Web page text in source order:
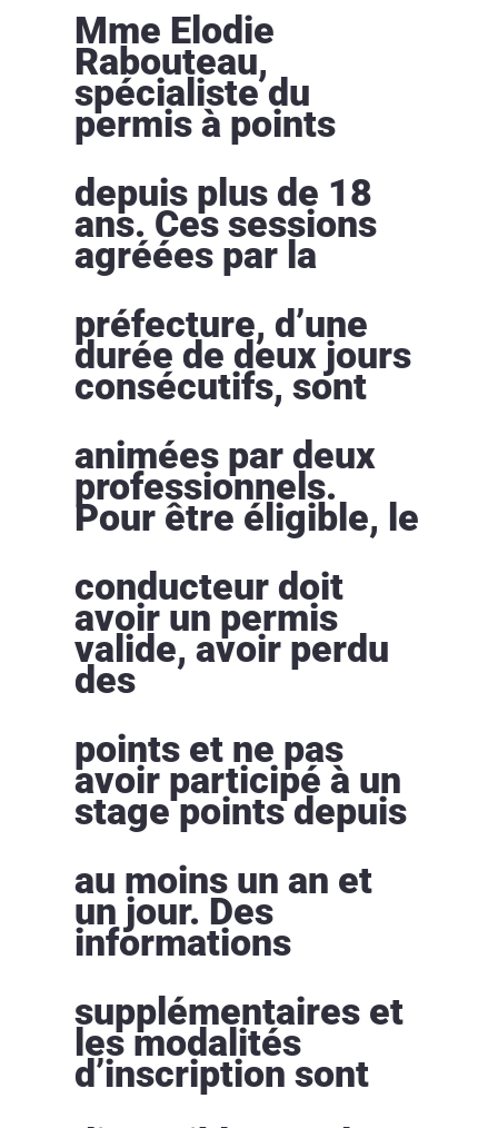
Mme Elodie
Rabouteau,
spécialiste du
permis à points
depuis plus de 18
ans. Ces sessions
agréées par la
préfecture, d’une
durée de deux jours
consécutifs, sont
animées par deux
professionnels.
Pour être éligible, le
conducteur doit
avoir un permis
valide, avoir perdu
des
points et ne pas
avoir participé à un
stage points depuis
au moins un an et
un jour. Des
informations
supplémentaires et
les modalités
d’inscription sont